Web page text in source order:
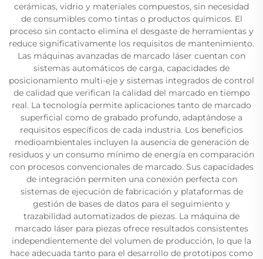
cerámicas, vidrio y materiales compuestos, sin necesidad
de consumibles como tintas o productos químicos. El
proceso sin contacto elimina el desgaste de herramientas y
reduce significativamente los requisitos de mantenimiento.
Las máquinas avanzadas de marcado láser cuentan con
sistemas automáticos de carga, capacidades de
posicionamiento multi-eje y sistemas integrados de control
de calidad que verifican la calidad del marcado en tiempo
real. La tecnología permite aplicaciones tanto de marcado
superficial como de grabado profundo, adaptándose a
requisitos específicos de cada industria. Los beneficios
medioambientales incluyen la ausencia de generación de
residuos y un consumo mínimo de energía en comparación
con procesos convencionales de marcado. Sus capacidades
de integración permiten una conexión perfecta con
sistemas de ejecución de fabricación y plataformas de
gestión de bases de datos para el seguimiento y
trazabilidad automatizados de piezas. La máquina de
marcado láser para piezas ofrece resultados consistentes
independientemente del volumen de producción, lo que la
hace adecuada tanto para el desarrollo de prototipos como